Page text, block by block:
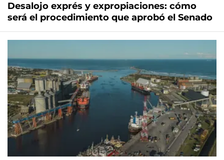
Desalojo exprés y expropiaciones: cómo
será el procedimiento que aprobó el Senado